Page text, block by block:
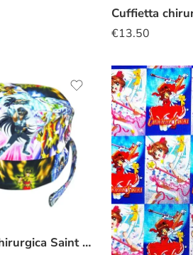
€13.50
Cuffietta chirurgica Saint Seya blu